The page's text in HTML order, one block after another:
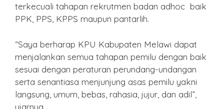
terkecuali tahapan rekrutmen badan adhoc baik
PPK, PPS, KPPS maupun pantarlih.
“Saya berharap KPU Kabupaten Melawi dapat
menjalankan semua tahapan pemilu dengan baik
sesuai dengan peraturan perundang-undangan
serta senantiasa menjunjung asas pemilu yakni
langsung, umum, bebas, rahasia, jujur, dan adil”,
ujarnya.